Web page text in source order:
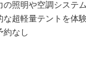
の照明や空調システ
超軽量テントを体
なし